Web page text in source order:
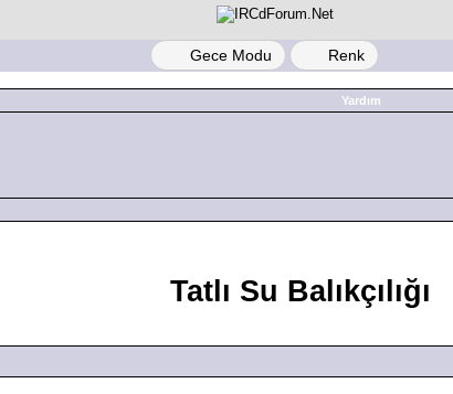
Gece Modu Renk
Yardım
Tatlı Su Balıkçılığı